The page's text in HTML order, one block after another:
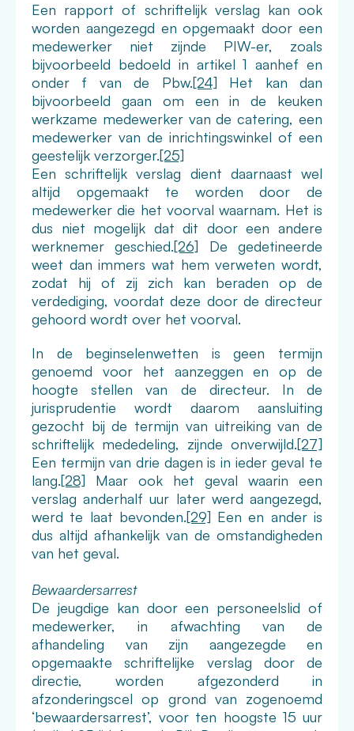
Een rapport of schriftelijk verslag kan ook
worden aangezegd en opgemaakt door een
medewerker niet zijnde PIW-er, zoals
bijvoorbeeld bedoeld in artikel 1 aanhef en
onder f van de Pbw.[24] Het kan dan
bijvoorbeeld gaan om een in de keuken
werkzame medewerker van de catering, een
medewerker van de inrichtingswinkel of een
geestelijk verzorger.[25]
Een schriftelijk verslag dient daarnaast wel
altijd opgemaakt te worden door de
medewerker die het voorval waarnam. Het is
dus niet mogelijk dat dit door een andere
werknemer geschied.[26] De gedetineerde
weet dan immers wat hem verweten wordt,
zodat hij of zij zich kan beraden op de
verdediging, voordat deze door de directeur
gehoord wordt over het voorval.
In de beginselenwetten is geen termijn
genoemd voor het aanzeggen en op de
hoogte stellen van de directeur. In de
jurisprudentie wordt daarom aansluiting
gezocht bij de termijn van uitreiking van de
schriftelijk mededeling, zijnde onverwijld.[27]
Een termijn van drie dagen is in ieder geval te
lang.[28] Maar ook het geval waarin een
verslag anderhalf uur later werd aangezegd,
werd te laat bevonden.[29] Een en ander is
dus altijd afhankelijk van de omstandigheden
van het geval.
Bewaardersarrest
De jeugdige kan door een personeelslid of
medewerker, in afwachting van de
afhandeling van zijn aangezegde en
opgemaakte schriftelijke verslag door de
directie, worden afgezonderd in
afzonderingscel op grond van zogenoemd
‘bewaardersarrest’, voor ten hoogste 15 uur